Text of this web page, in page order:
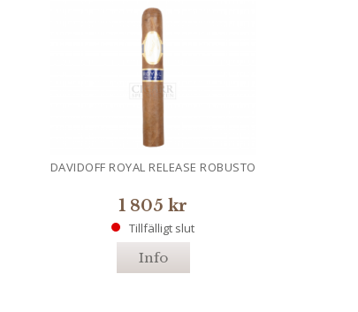
DAVIDOFF ROYAL RELEASE ROBUSTO
1 805 kr
Tillfälligt slut
Info